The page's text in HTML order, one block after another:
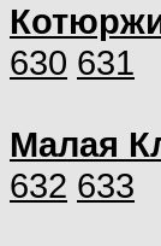
630 631
Малая
632 633